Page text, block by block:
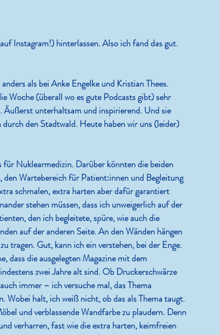
Instagram!) hinterlassen. Also ich fand das gut.
als bei Anke Engelke und Kristian Thees.
Woche (überall wo es gute Podcasts gibt) sehr
Äußerst unterhaltsam und inspirierend. Und sie
den Stadtwald. Heute haben wir uns (leider)
Nuklearmedizin. Darüber könnten die beiden
Wartebereich für Patient:innen und Begleitung
schmalen, extra harten aber dafür garantiert
stehen müssen, dass ich unweigerlich auf der
den ich begleitete, spüre, wie auch die
auf der anderen Seite. An den Wänden hängen
tragen. Gut, kann ich ein verstehen, bei der Enge.
dass die ausgelegten Magazine mit dem
zwei Jahre alt sind. Ob Druckerschwärze
immer – ich versuche mal, das Thema
Wobei halt, ich weiß nicht, ob das als Thema taugt.
und verblassende Wandfarbe zu plaudern. Denn
verharren, fast wie die extra harten, keimfreien